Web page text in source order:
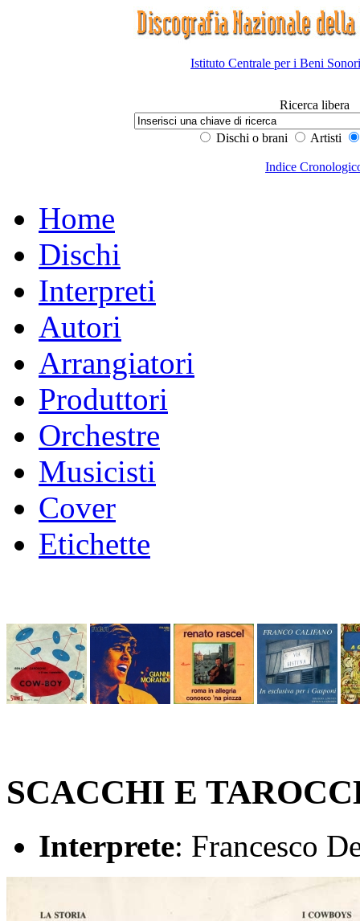
Istituto Centrale per i Beni
Ricerca libera
Dischi o brani Artisti
Indice
Home
Dischi
Interpreti
Autori
Arrangiatori
Produttori
Orchestre
Musicisti
Cover
Etichette
SCACCHI E
Interprete: Francesco